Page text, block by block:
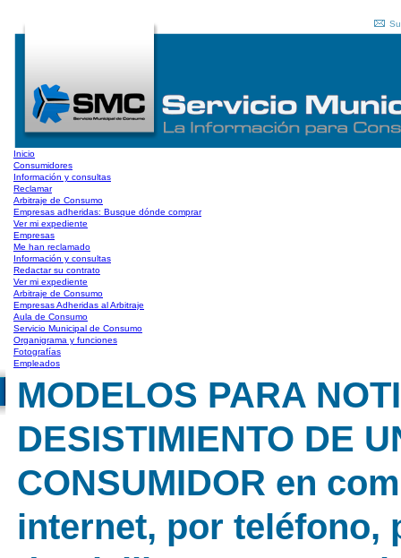
Inicio
Consumidores
Información y consultas
Reclamar
Arbitraje de Consumo
Empresas adheridas: Busque dónde comprar
Ver mi expediente
Empresas
Me han reclamado
Información y consultas
Redactar su contrato
Ver mi expediente
Arbitraje de Consumo
Empresas Adheridas al Arbitraje
Aula de Consumo
Servicio Municipal de Consumo
Organigrama y funciones
Fotografías
Empleados
MODELOS PARA
DESISTIMIENTO DE
CONSUMIDOR en
internet, por teléfono,